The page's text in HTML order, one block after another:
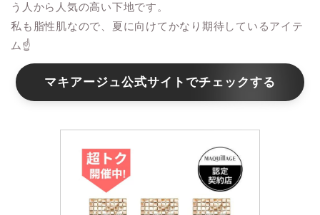
う人から人気の高い下地です。
私も脂性肌なので、夏に向けてかなり期待しているアイテ
ム☝️
マキアージュ公式サイトでチェックする